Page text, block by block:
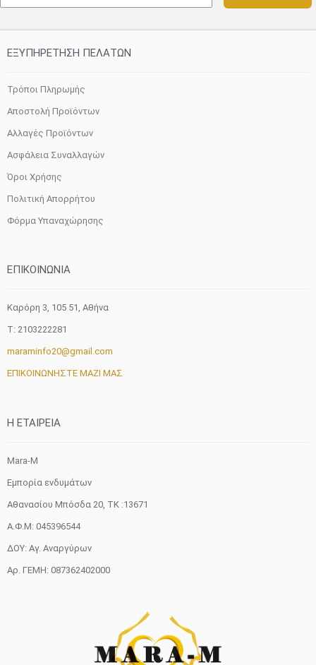
ΕΞΥΠΗΡΕΤΗΣΗ ΠΕΛΑΤΩΝ
Τρόποι Πληρωμής
Αποστολή Προϊόντων
Αλλαγές Προϊόντων
Ασφάλεια Συναλλαγών
Όροι Χρήσης
Πολιτική Απορρήτου
Φόρμα Υπαναχώρησης
ΕΠΙΚΟΙΝΩΝΙΑ
Καρόρη 3, 105 51, Aθήνα
T: 2103222281
maraminfo20@gmail.com
ΕΠΙΚΟΙΝΩΝΗΣΤΕ ΜΑΖΙ ΜΑΣ
H ETAIΡΕΙΑ
Mara-M
Εμπορία ενδυμάτων
Αθανασίου Μπόσδα 20, ΤΚ :13671
Α.Φ.Μ: 045396544
ΔΟΥ: Αγ. Αναργύρων
Αρ. ΓΕΜΗ: 087362402000